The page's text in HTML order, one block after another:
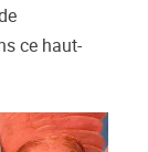
ce haut-